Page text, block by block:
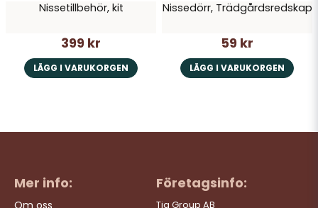
Nissetillbehör, kit
399 kr
LÄGG I VARUKORGEN
Nissedörr, Trädgårdsredskap
59 kr
LÄGG I VARUKORGEN
Mer info:
Om oss
Företagsinfo:
Tia Group AB